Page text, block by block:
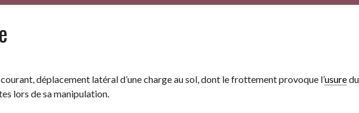
déplacement latéral d’une charge au sol, dont le frottement provoque l’usure
lors de sa manipulation.